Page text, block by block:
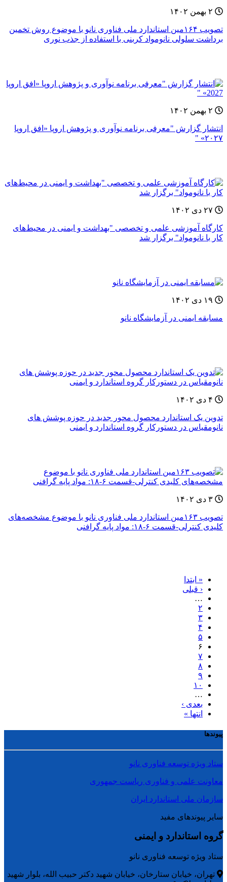
تصویب ۱۶۴مین استاندارد ملی فناوری نانو با موضوع روش تخمین
برداشت سلولی نانومواد کربنی با استفاده از جذب نوری
انتشار گزارش "معرفی برنامه نوآوری و پژوهش اروپا «افق اروپا
۲۰۲۷» "
كارگاه آموزشی علمی و تخصصی "بهداشت و ایمنی در محیط‌های
کار با نانومواد" برگزار شد
مسابقه ایمنی در آزمایشگاه نانو
تدوین یک استاندارد محصول محور جدید در حوزه پوشش های
نانومقیاس در دستورکار گروه استاندارد و ایمنی
تصویب ۱۶۳مین استاندارد ملی فناوری نانو با موضوع مشخصه‌های
کلیدی کنترلی-قسمت ۶-۱۸: مواد پایه گرافنی
« ابتدا
‹ قبلی
…
۲
۳
۴
۵
۶
۷
۸
۹
۱۰
…
بعدی ›
انتها »
پیوندها
ستاد ویژه توسعه فناوری نانو
معاونت علمی و فناوری ریاست جمهوری
سازمان ملی استاندارد ایران
سایر پیوندهای مفید
گروه استاندارد و ایمنی
ستاد ویژه توسعه فناوری نانو
تهران، خیابان ستارخان، خیابان شهید دکتر حبیب الله، بلوار شهید